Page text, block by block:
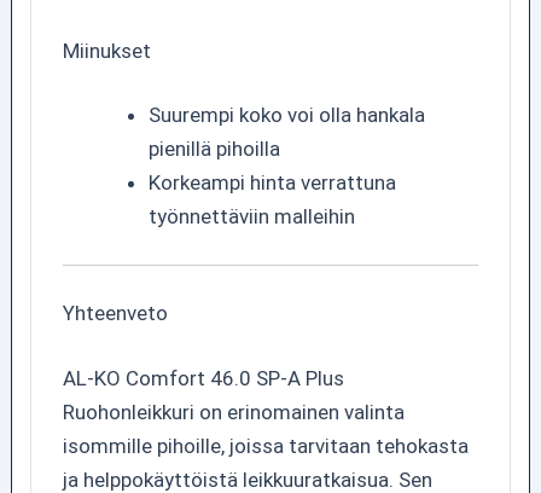
Miinukset
Suurempi koko voi olla hankala
pienillä pihoilla
Korkeampi hinta verrattuna
työnnettäviin malleihin
Yhteenveto
AL-KO Comfort 46.0 SP-A Plus
Ruohonleikkuri on erinomainen valinta
isommille pihoille, joissa tarvitaan tehokasta
ja helppokäyttöistä leikkuuratkaisua. Sen